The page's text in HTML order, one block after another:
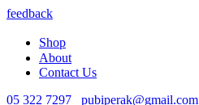
feedback
Shop
About
Contact Us
05 322 7297
pubiperak@gmail.com